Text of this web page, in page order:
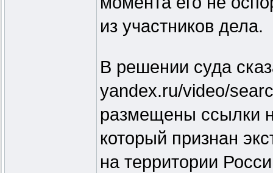
из участников дела.
В решении суда
yandex.ru/video/
размещены ссылки
который признан
на территории